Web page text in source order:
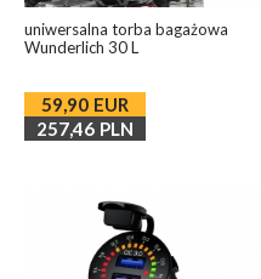
uniwersalna torba bagażowa
Wunderlich 30 L
59,90 EUR
257,46 PLN